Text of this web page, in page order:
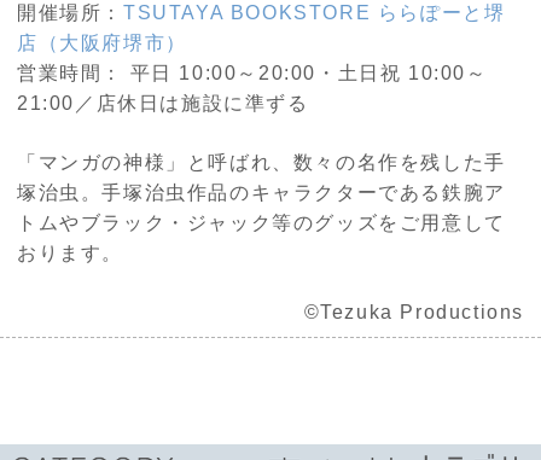
開催場所： TSUTAYA BOOKSTORE ららぽーと堺
店（大阪府堺市）
営業時間：
平日 10:00～20:00・土日祝 10:00～
21:00／店休日は施設に準ずる
「マンガの神様」と呼ばれ、数々の名作を残した手
塚治虫。手塚治虫作品のキャラクターである鉄腕ア
トムやブラック・ジャック等のグッズをご用意して
おります。
©︎Tezuka Productions